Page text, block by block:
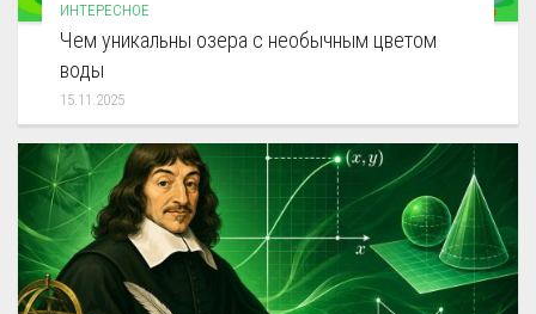
ИНТЕРЕСНОЕ
Чем уникальны озера с необычным цветом
воды
15.11.2025